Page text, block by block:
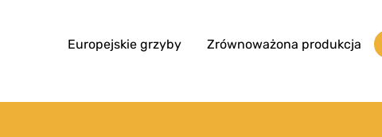
Europejskie grzyby Zrównoważona produkcja